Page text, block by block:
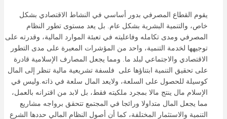
يقوم القطاع المصرفي بدور أساسي في النشاط الاقتصادي بشكل
خاص، والتنمية البشرية بشكل عام. بل يعد مستوى تطور النظام
المصرفي ومدى تكامله وفاعليته في تعبئة الموارد المالية، وقدرته على
توجيهها لخدمة التنمية، واحد من المؤشرات المعبرة على مدى التطور
الاقتصادي والاجتماعي لبلد ما. ومما يجعل المصارف الإسلامية قادرة
على تحقيق التنمية ابتناؤها على فلسفة تشريعية مالية تنظر إلى المال
كوسيلة للحصول على السلعة، ولايعد المال سلعة في ذاته.وليس في
الإسلام مال ينتج مالا بمجرد ملكيته فقط، بل لابد من اقترانه بالعمل،
مما يجعل المال متداولا ورائجا في المجتمع تتحقق برواجه مشاريع
التنمية والاستثمار المختلفة، كما أن أصول النظام المالي حددها الشرع